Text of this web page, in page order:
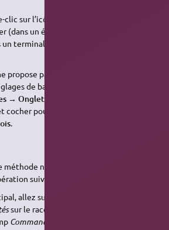
sur l’icône vous laissera le choix
(dans un éditeur de texte) et le lancer
terminal pour voir d'éventuels
propose pas de lancer le script par
de bases. Il faut aller dans
→ Onglet comportement → fichier
cocher pour fichiers exécutables
.
méthode ne fonctionne pas, vous devez
suivante :
allez sur
sur le raccourci vers le terminal. Notez
Commande